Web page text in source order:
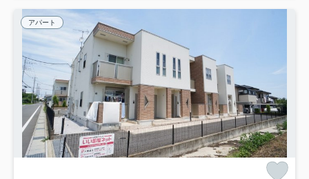
アパート